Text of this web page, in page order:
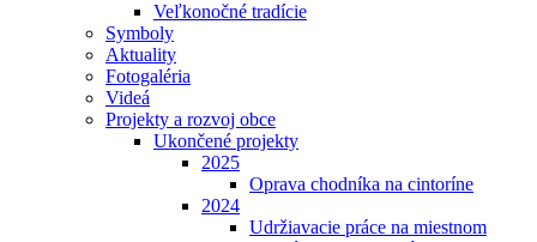
Veľkonočné tradície
Symboly
Aktuality
Fotogaléria
Videá
Projekty a rozvoj obce
Ukončené projekty
2025
Oprava chodníka na cintoríne
2024
Udržiavacie práce na miestnom